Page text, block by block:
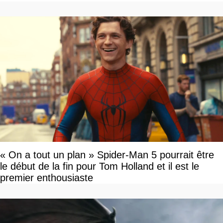
« On a tout un plan » Spider-Man 5 pourrait être
le début de la fin pour Tom Holland et il est le
premier enthousiaste